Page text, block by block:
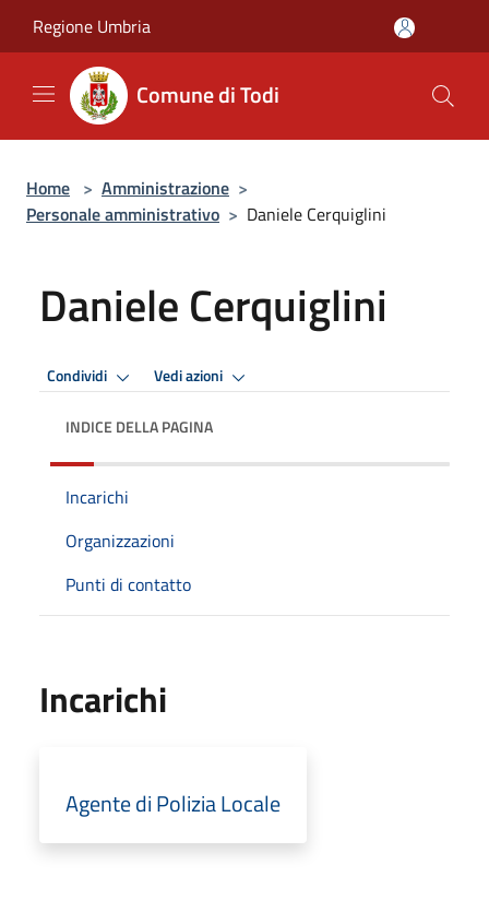
Regione Umbria
Comune di Todi
Home > Amministrazione >
Personale amministrativo > Daniele Cerquiglini
Daniele Cerquiglini
Condividi Vedi azioni
INDICE DELLA PAGINA
Incarichi
Organizzazioni
Punti di contatto
Incarichi
Agente di Polizia Locale